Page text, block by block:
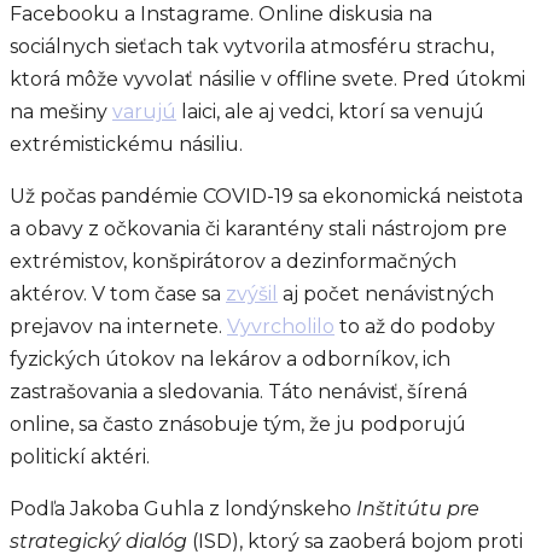
Facebooku a Instagrame. Online diskusia na
sociálnych sieťach tak vytvorila atmosféru strachu,
ktorá môže vyvolať násilie v offline svete. Pred útokmi
na mešiny varujú laici, ale aj vedci, ktorí sa venujú
extrémistickému násiliu.
Už počas pandémie COVID-19 sa ekonomická neistota
a obavy z očkovania či karantény stali nástrojom pre
extrémistov, konšpirátorov a dezinformačných
aktérov. V tom čase sa zvýšil aj počet nenávistných
prejavov na internete. Vyvrcholilo to až do podoby
fyzických útokov na lekárov a odborníkov, ich
zastrašovania a sledovania. Táto nenávisť, šírená
online, sa často znásobuje tým, že ju podporujú
politickí aktéri.
Podľa Jakoba Guhla z londýnskeho Inštitútu pre
strategický dialóg (ISD), ktorý sa zaoberá bojom proti